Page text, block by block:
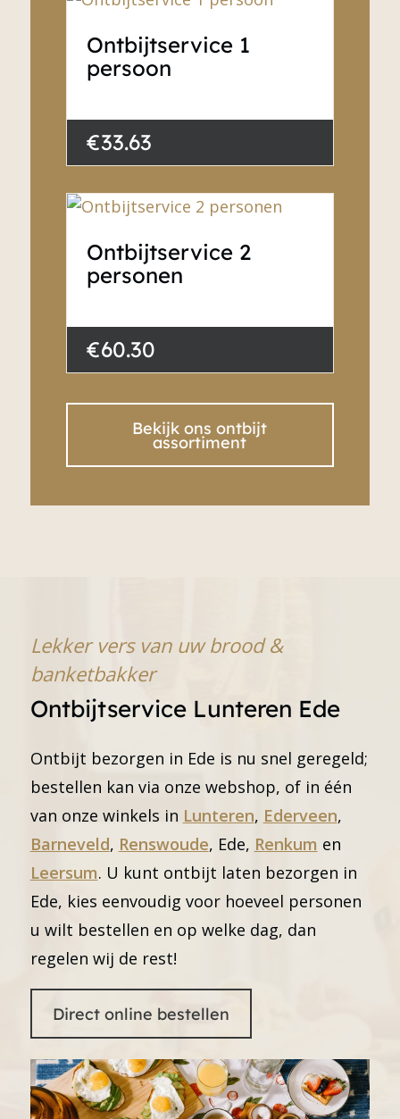
Ontbijtservice 1
persoon
€33.63
Ontbijtservice 2
personen
€60.30
Bekijk ons ontbijt
assortiment
Lekker vers van uw brood &
banketbakker
Ontbijtservice Lunteren Ede
Ontbijt bezorgen in Ede is nu snel geregeld;
bestellen kan via onze webshop, of in één
van onze winkels in Lunteren, Ederveen,
Barneveld, Renswoude, Ede, Renkum en
Leersum. U kunt ontbijt laten bezorgen in
Ede, kies eenvoudig voor hoeveel personen
u wilt bestellen en op welke dag, dan
regelen wij de rest!
Direct online bestellen